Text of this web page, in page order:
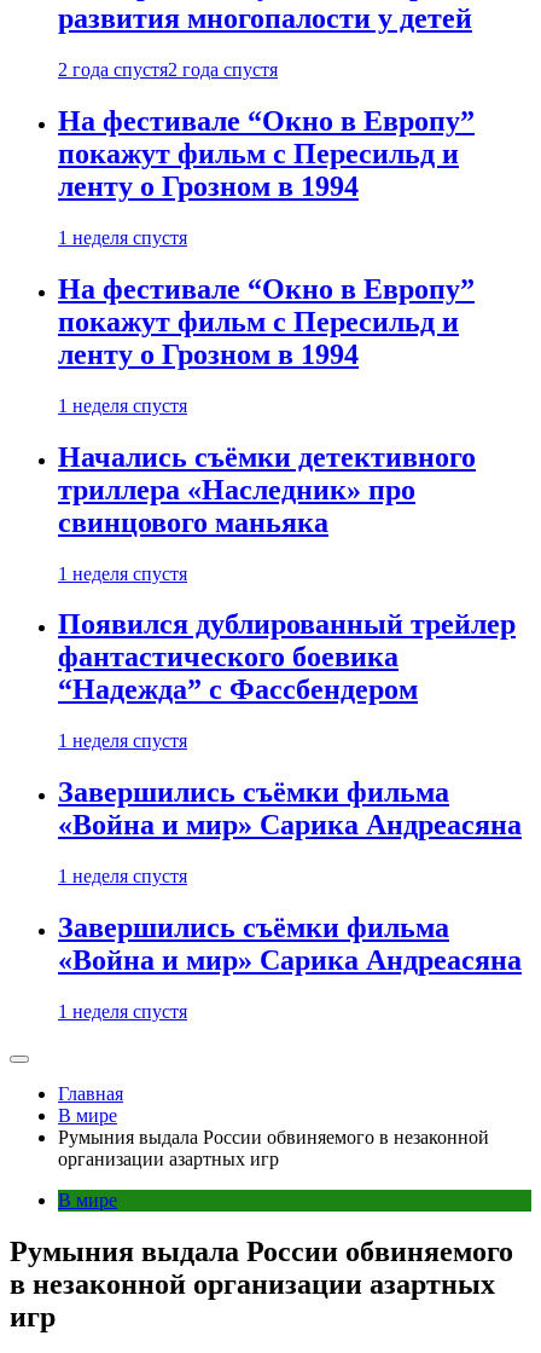
развития многопалости у детей
2 года спустя2 года спустя
На фестивале “Окно в Европу”
покажут фильм с Пересильд и
ленту о Грозном в 1994
1 неделя спустя
На фестивале “Окно в Европу”
покажут фильм с Пересильд и
ленту о Грозном в 1994
1 неделя спустя
Начались съёмки детективного
триллера «Наследник» про
свинцового маньяка
1 неделя спустя
Появился дублированный трейлер
фантастического боевика
“Надежда” с Фассбендером
1 неделя спустя
Завершились съёмки фильма
«Война и мир» Сарика Андреасяна
1 неделя спустя
Завершились съёмки фильма
«Война и мир» Сарика Андреасяна
1 неделя спустя
Главная
В мире
Румыния выдала России обвиняемого в незаконной
организации азартных игр
В мире
Румыния выдала России обвиняемого
в незаконной организации азартных
игр